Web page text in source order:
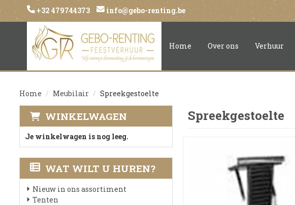
+32 479744373 info@gebo-renting.be
Home Over ons Verhuur
Home Meubilair Spreekgestoelte
WINKELWAGEN
Je winkelwagen is nog leeg.
WAT WILT U HUREN?
Nieuw in ons assortiment
Tenten
Spreekgestoelte